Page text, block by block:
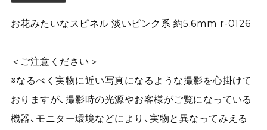
お花みたいなスピネル 淡いピンク系 約5.6mm r-0126
＜ご注意ください＞
※なるべく実物に近い写真になるような撮影を心掛けて
おりますが、撮影時の光源やお客様がご覧になっている
機器、モニター環境などにより、実物と異なってみえる